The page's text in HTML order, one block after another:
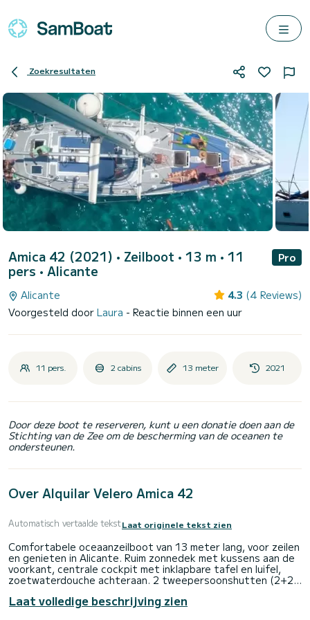
Zoekresultaten
Amica 42 (2021) • Zeilboot • 13 m • 11
pers • Alicante
Pro
Alicante 4.3 (4 Reviews)
Voorgesteld door Laura - Reactie binnen een uur
11 pers. 2 cabins 13 meter 2021
Door deze boot te reserveren, kunt u een donatie doen aan de
Stichting van de Zee om de bescherming van de oceanen te
ondersteunen.
Over Alquilar Velero Amica 42
Automatisch vertaalde tekstLaat originele tekst zien
Comfortabele oceaanzeilboot van 13 meter lang, voor zeilen
en genieten in Alicante. Ruim zonnedek met kussens aan de
voorkant, centrale cockpit met inklapbare tafel en luifel,
zoetwaterdouche achteraan. 2 tweepersoonshutten (2+2),
Volledig uitgerust. SUP-board en snorkeluitrusting.
Dagcapaciteit: 11 personen + schipper. Nachtcapaciteit: 6
Laat volledige beschrijving zien